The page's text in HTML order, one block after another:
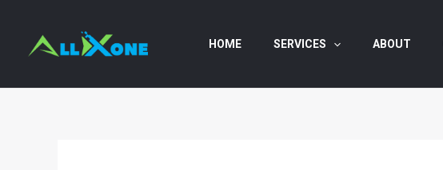
content
HOME SERVICES ABOUT